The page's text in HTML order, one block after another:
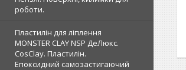
роботи.
Пластилін для ліплення
MONSTER CLAY NSP ДеЛюкс.
CosClay. Пластилін.
Епоксидний самозастигаючий